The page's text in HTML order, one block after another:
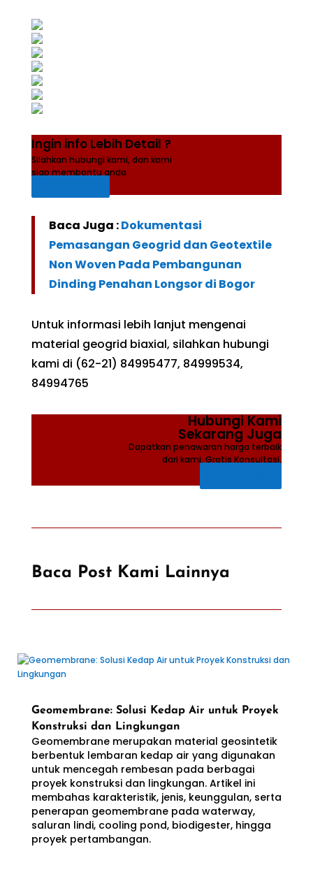
Ingin info Lebih Detail ?
Silahkan hubungi kami, dan kami
siap membantu anda
Baca Juga :Dokumentasi
Pemasangan Geogrid dan Geotextile
Non Woven Pada Pembangunan
Dinding Penahan Longsor di Bogor
Untuk informasi lebih lanjut mengenai
material geogrid biaxial, silahkan hubungi
kami di (62-21) 84995477, 84999534,
84994765
Hubungi Kami
Sekarang Juga
Dapatkan penawaran harga terbaik
dari kami, Gratis Konsultasi.
Baca Post Kami Lainnya
Geomembrane: Solusi Kedap Air untuk Proyek
Konstruksi dan Lingkungan
Geomembrane merupakan material geosintetik
berbentuk lembaran kedap air yang digunakan
untuk mencegah rembesan pada berbagai
proyek konstruksi dan lingkungan. Artikel ini
membahas karakteristik, jenis, keunggulan, serta
penerapan geomembrane pada waterway,
saluran lindi, cooling pond, biodigester, hingga
proyek pertambangan.